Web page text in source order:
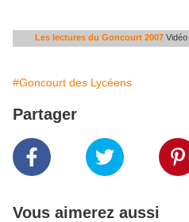
Les lectures du Goncourt 2007Vidéo
#Goncourt des Lycéens
Partager
Vous aimerez aussi